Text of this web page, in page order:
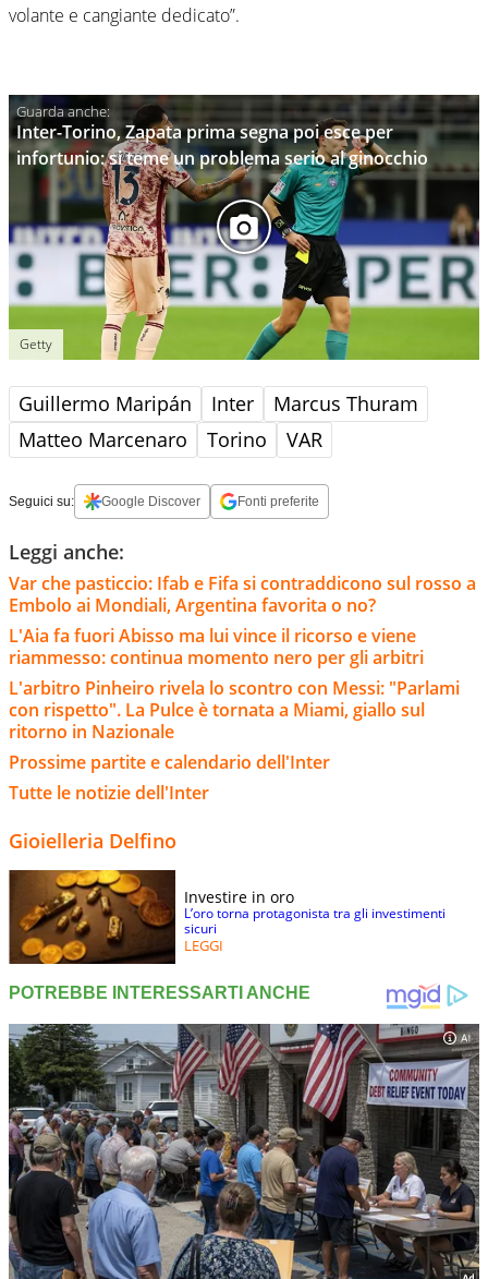
volante e cangiante dedicato”.
Inter-Torino, Zapata prima segna poi esce per
infortunio: si teme un problema serio al ginocchio
Getty
Guillermo Maripán Inter
Marcus Thuram
Matteo Marcenaro
Torino VAR
Seguici su: Google Discover Fonti preferite
Leggi anche:
Var che pasticcio: Ifab e Fifa si contraddicono sul rosso a
Embolo ai Mondiali, Argentina favorita o no?
L'Aia fa fuori Abisso ma lui vince il ricorso e viene
riammesso: continua momento nero per gli arbitri
L'arbitro Pinheiro rivela lo scontro con Messi: "Parlami
con rispetto". La Pulce è tornata a Miami, giallo sul
ritorno in Nazionale
Prossime partite e calendario dell'Inter
Tutte le notizie dell'Inter
Gioielleria Delfino
Investire in oro
L’oro torna protagonista tra gli investimenti
sicuri
LEGGI